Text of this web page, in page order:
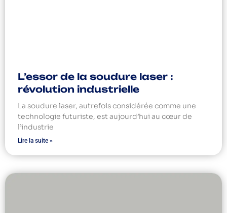
L’essor de la soudure laser :
révolution industrielle
La soudure laser, autrefois considérée comme une
technologie futuriste, est aujourd’hui au cœur de
l’industrie
Lire la suite »